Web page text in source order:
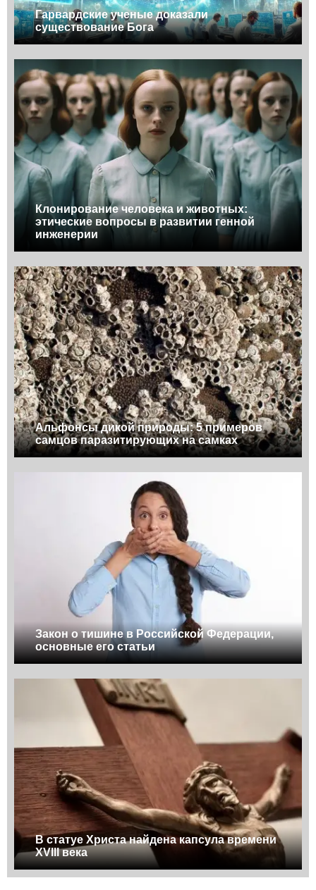
Гарвардские ученые доказали
существование Бога
Клонирование человека и животных:
этические вопросы в развитии генной
инженерии
Альфонсы дикой природы: 5 примеров
самцов паразитирующих на самках
Закон о тишине в Российской Федерации,
основные его статьи
В статуе Христа найдена капсула времени
XVIII века